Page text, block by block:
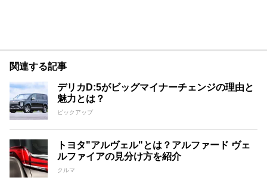
関連する記事
デリカD:5がビッグマイナーチェンジの理由と
魅力とは？
ピックアップ
トヨタ"アルヴェル"とは？アルファード ヴェ
ルファイアの見分け方を紹介
クルマ